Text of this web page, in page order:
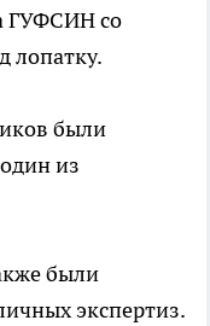
ГУФСИН со
лопатку.
были
из
были
экспертиз.